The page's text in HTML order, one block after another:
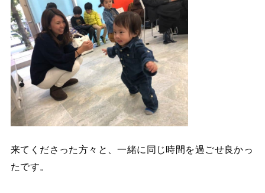
来てくださった方々と、一緒に同じ時間を過ごせ良かっ
たです。